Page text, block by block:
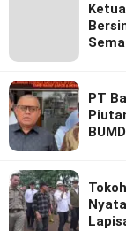
PT
BUMD